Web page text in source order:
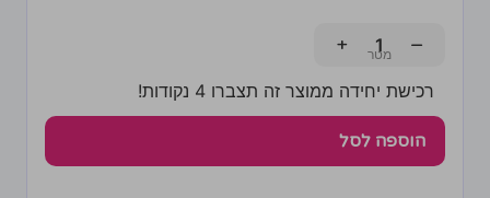
−
+
רכישת יחידה ממוצר זה תצברו 4 נקודות!
הוספה לסל